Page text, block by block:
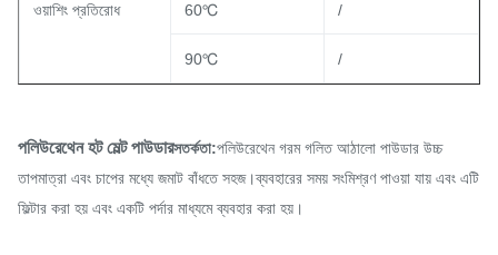
ওয়াশিং প্রতিরোধ 60℃ /
90℃ /
পলিউরেথেন হট মেল্ট পাউডারসতর্কতা:পলিউরেথেন গরম গলিত আঠালো পাউডার উচ্চ
তাপমাত্রা এবং চাপের মধ্যে জমাট বাঁধতে সহজ।ব্যবহারের সময় সংমিশ্রণ পাওয়া যায় এবং এটি
ফিল্টার করা হয় এবং একটি পর্দার মাধ্যমে ব্যবহার করা হয়।